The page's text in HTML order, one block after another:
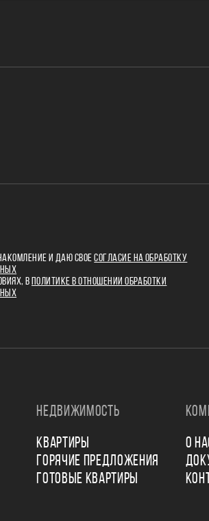
И ДАЮ СВОЕСОГЛАСИЕ НА ОБРАБОТКУ
В
ПОЛИТИКЕ В ОТНОШЕНИИ ОБРАБОТКИ
НЕДВИЖИМОСТЬ
КВАРТИРЫ
ГОРЯЧИЕ ПРЕДЛОЖЕНИЯ
ГОТОВЫЕ КВАРТИРЫ
О